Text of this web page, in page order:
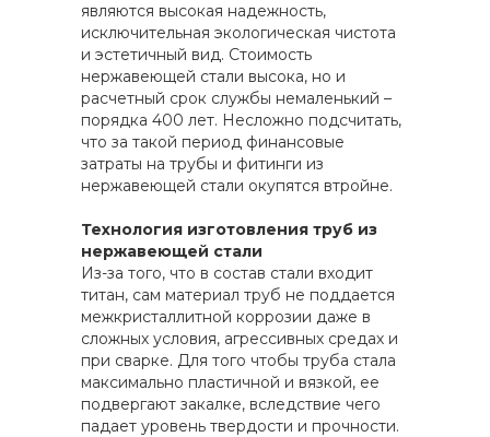
являются высокая надежность,
исключительная экологическая чистота
и эстетичный вид. Стоимость
нержавеющей стали высока, но и
расчетный срок службы немаленький –
порядка 400 лет. Несложно подсчитать,
что за такой период финансовые
затраты на трубы и фитинги из
нержавеющей стали окупятся втройне.
Технология изготовления труб из
нержавеющей стали
Из-за того, что в состав стали входит
титан, сам материал труб не поддается
межкристаллитной коррозии даже в
сложных условия, агрессивных средах и
при сварке. Для того чтобы труба стала
максимально пластичной и вязкой, ее
подвергают закалке, вследствие чего
падает уровень твердости и прочности.